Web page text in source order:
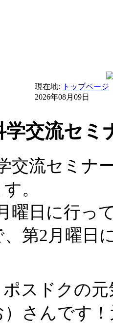
現在地:
トップページ
2026年08月09日
学交流セミ
交流セミナ
。
曜日に行っ
第2月曜日
スドクの
さんです